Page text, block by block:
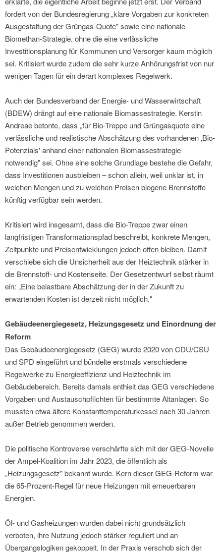
fordert von der Bundesregierung „klare Vorgaben zur konkreten
Ausgestaltung der Grüngas-Quote" sowie eine nationale
Biomethan-Strategie, ohne die eine verlässliche
Investitionsplanung für Kommunen und Versorger kaum möglich
sei. Kritisiert wurde zudem die sehr kurze Anhörungsfrist von nur
wenigen Tagen für ein derart komplexes Regelwerk.
Auch der Bundesverband der Energie- und Wasserwirtschaft
(BDEW) drängt auf eine nationale Biomassestrategie. Kerstin
Andreae betonte, dass „für Bio-Treppe und Grüngasquote eine
verlässliche und realistische Abschätzung des vorhandenen ‚Bio-
Potenzials' anhand einer nationalen Biomassestrategie
notwendig" sei. Ohne eine solche Grundlage bestehe die Gefahr,
dass Investitionen ausbleiben – schon allein, weil unklar ist, in
welchen Mengen und zu welchen Preisen biogene Brennstoffe
künftig verfügbar sein werden.
Kritisiert wird insgesamt, dass die Bio-Treppe zwar einen
langfristigen Transformationspfad beschreibt, konkrete Mengen,
Zeitpunkte und Preisentwicklungen jedoch offen bleiben. Damit
verschiebe sich die Unsicherheit aus der Heiztechnik stärker in
die Brennstoff- und Kostenseite. Der Gesetzentwurf selbst räumt
ein: „Eine belastbare Abschätzung der in der Zukunft zu
erwartenden Kosten ist derzeit nicht möglich."
Gebäudeenergiegesetz, Heizungsgesetz und Einordnung der
Reform
Das Gebäudeenergiegesetz (GEG) wurde 2020 von CDU/CSU
und SPD eingeführt und bündelte erstmals verschiedene
Regelwerke zu Energieeffizienz und Heiztechnik im
Gebäudebereich. Bereits damals enthielt das GEG verschiedene
Vorgaben und Austauschpflichten für bestimmte Altanlagen. So
mussten etwa ältere Konstanttemperaturkessel nach 30 Jahren
außer Betrieb genommen werden.
Die politische Kontroverse verschärfte sich mit der GEG-Novelle
der Ampel-Koalition im Jahr 2023, die öffentlich als
„Heizungsgesetz" bekannt wurde. Kern dieser GEG-Reform war
die 65-Prozent-Regel für neue Heizungen mit erneuerbaren
Energien.
Öl- und Gasheizungen wurden dabei nicht grundsätzlich
verboten, ihre Nutzung jedoch stärker reguliert und an
Übergangslogiken gekoppelt. In der Praxis verschob sich der